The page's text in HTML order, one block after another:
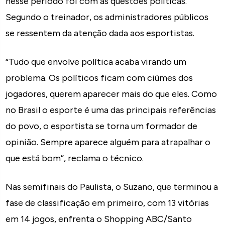
Segundo o treinador, os administradores públicos
se ressentem da atenção dada aos esportistas.
“Tudo que envolve política acaba virando um
problema. Os políticos ficam com ciúmes dos
jogadores, querem aparecer mais do que eles. Como
no Brasil o esporte é uma das principais referências
do povo, o esportista se torna um formador de
opinião. Sempre aparece alguém para atrapalhar o
que está bom”, reclama o técnico.
Nas semifinais do Paulista, o Suzano, que terminou a
fase de classificação em primeiro, com 13 vitórias
em 14 jogos, enfrenta o Shopping ABC/Santo